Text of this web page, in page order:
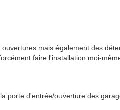
mais également des
faire l'installation moi-
porte d'entrée/ouverture des